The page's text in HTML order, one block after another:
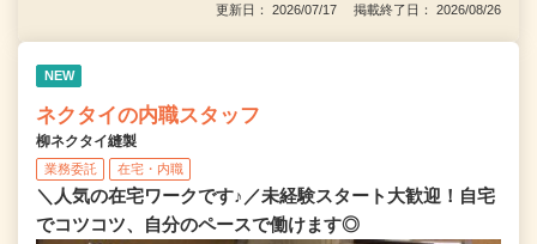
更新日： 2026/07/17 掲載終了日： 2026/08/26
NEW
ネクタイの内職スタッフ
柳ネクタイ縫製
業務委託 在宅・内職
＼人気の在宅ワークです♪／未経験スタート大歓迎！自宅
でコツコツ、自分のペースで働けます◎